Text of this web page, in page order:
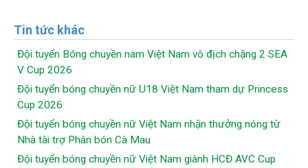
Tin tức khác
Đội tuyển Bóng chuyền nam Việt Nam vô địch chặng 2 SEA
V Cup 2026
Đội tuyển bóng chuyền nữ U18 Việt Nam tham dự Princess
Cup 2026
Đội tuyển bóng chuyền nữ Việt Nam nhận thưởng nóng từ
Nhà tài trợ Phân bón Cà Mau
Đội tuyển bóng chuyền nữ Việt Nam giành HCĐ AVC Cup